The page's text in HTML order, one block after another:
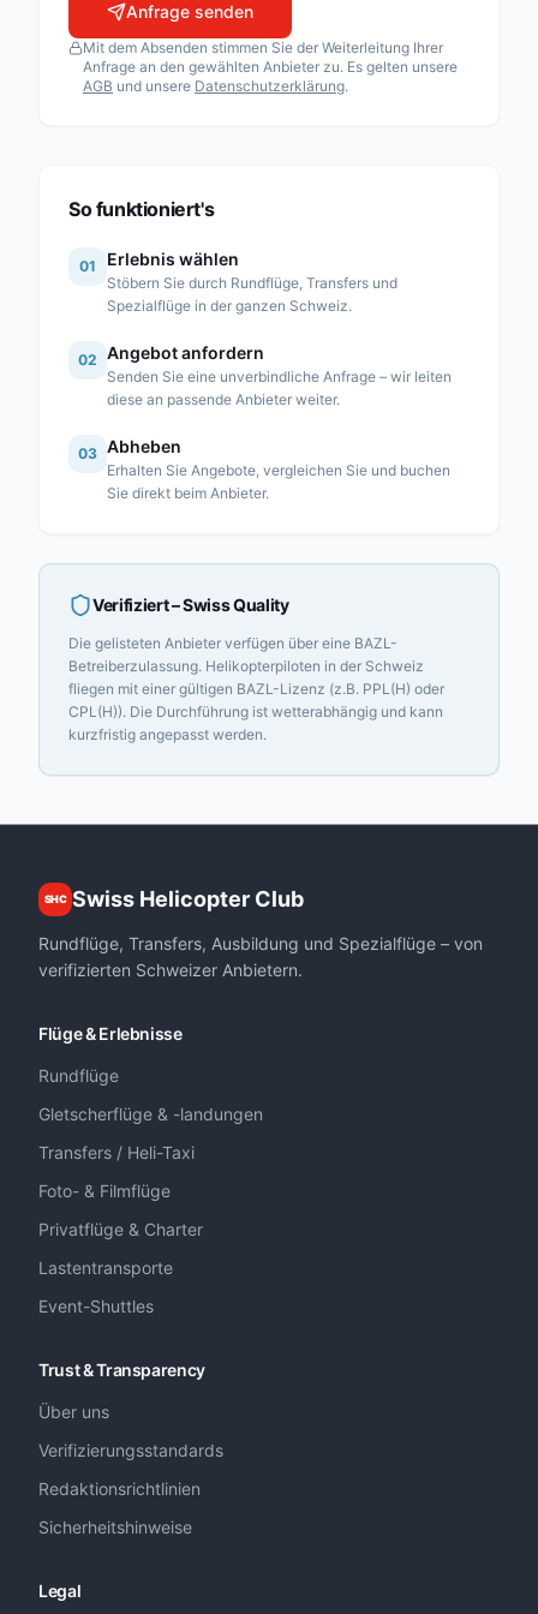
Airport Helicopter AHB AG
Fuchs Helikopter AG
Heli Sitterdorf AG / Heli Academy
Heli-TV SA
Linth Air Service AG
Mountain Flyers 80 Ltd
Partn’Air Management SA
Rose Helicopter AG
Simplon Air GmbH
Swiss Helicopter AG
Anfrage senden
Mit dem Absenden stimmen Sie der Weiterleitung Ihrer
Anfrage an den gewählten Anbieter zu. Es gelten unsere
AGB und unsere Datenschutzerklärung.
So funktioniert's
01 Erlebnis wählen
Stöbern Sie durch Rundflüge, Transfers und
Spezialflüge in der ganzen Schweiz.
02 Angebot anfordern
Senden Sie eine unverbindliche Anfrage – wir leiten
diese an passende Anbieter weiter.
03 Abheben
Erhalten Sie Angebote, vergleichen Sie und buchen
Sie direkt beim Anbieter.
Verifiziert– Swiss Quality
Die gelisteten Anbieter verfügen über eine BAZL-
Betreiberzulassung. Helikopterpiloten in der Schweiz
fliegen mit einer gültigen BAZL-Lizenz (z.B. PPL(H) oder
CPL(H)). Die Durchführung ist wetterabhängig und kann
kurzfristig angepasst werden.
SHC Swiss Helicopter Club
Rundflüge, Transfers, Ausbildung und Spezialflüge – von
verifizierten Schweizer Anbietern.
Flüge & Erlebnisse
Rundflüge
Gletscherflüge & -landungen
Transfers / Heli-Taxi
Foto- & Filmflüge
Privatflüge & Charter
Lastentransporte
Event-Shuttles
Trust & Transparency
Über uns
Verifizierungsstandards
Redaktionsrichtlinien
Sicherheitshinweise
Legal